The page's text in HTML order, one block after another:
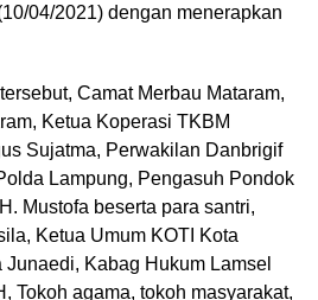
04/2021) dengan menerapkan
Camat Merbau Mataram,
Ketua Koperasi TKBM
Sujatma, Perwakilan Danbrigif
Lampung, Pengasuh Pondok
Mustofa beserta para santri,
Ketua Umum KOTI Kota
Junaedi, Kabag Hukum Lamsel
Tokoh agama, tokoh masyarakat,